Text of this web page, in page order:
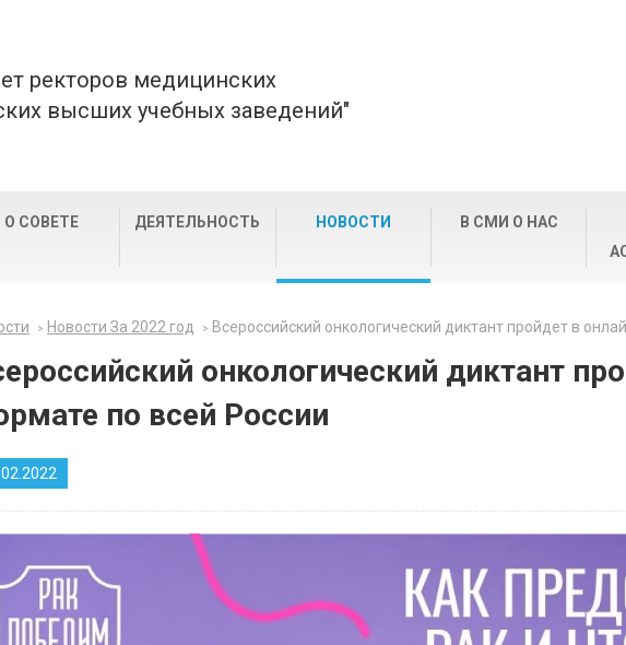
ректоров медицинских
высших учебных заведений"
О СОВЕТЕ ДЕЯТЕЛЬНОСТЬ НОВОСТИ В СМИ О НАС
Новости За 2022 год Всероссийский онкологический диктант пройдет в
онкологический диктант
по всей России